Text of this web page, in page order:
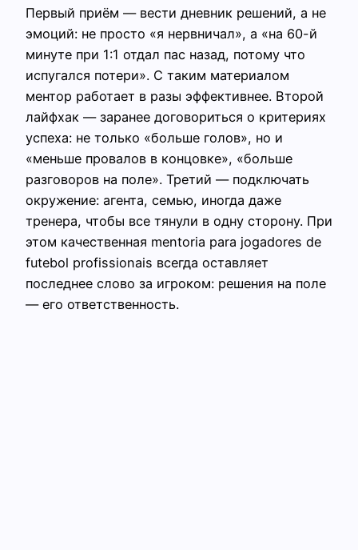
Первый приём — вести дневник решений, а не
эмоций: не просто «я нервничал», а «на 60-й
минуте при 1:1 отдал пас назад, потому что
испугался потери». С таким материалом
ментор работает в разы эффективнее. Второй
лайфхак — заранее договориться о критериях
успеха: не только «больше голов», но и
«меньше провалов в концовке», «больше
разговоров на поле». Третий — подключать
окружение: агента, семью, иногда даже
тренера, чтобы все тянули в одну сторону. При
этом качественная mentoria para jogadores de
futebol profissionais всегда оставляет
последнее слово за игроком: решения на поле
— его ответственность.